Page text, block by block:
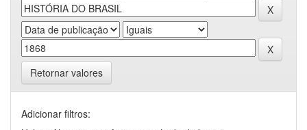
Retornar valores
Adicionar filtros: